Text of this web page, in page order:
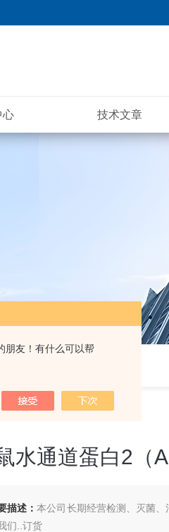
朋友！有什么可以帮
心 技术文章
ELISA 试剂盒
水通道蛋白2（
描述：本公司长期经营检测、灭菌
们..订货